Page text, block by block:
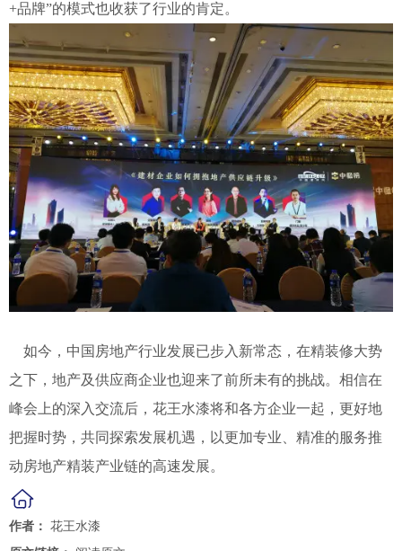
+品牌”的模式也收获了行业的肯定。
如今，中国房地产行业发展已步入新常态，在精装修大势
之下，地产及供应商企业也迎来了前所未有的挑战。相信在
峰会上的深入交流后，花王水漆将和各方企业一起，更好地
把握时势，共同探索发展机遇，以更加专业、精准的服务推
动房地产精装产业链的高速发展。
作者： 花王水漆